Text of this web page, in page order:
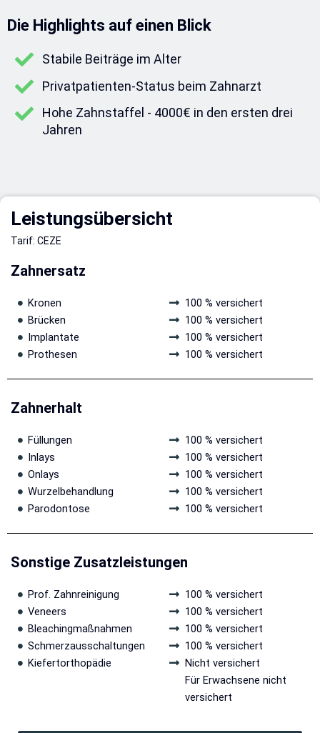
Die Highlights auf einen Blick
Stabile Beiträge im Alter
Privatpatienten-Status beim Zahnarzt
Hohe Zahnstaffel - 4000€ in den ersten drei
Jahren
Leistungsübersicht
Tarif: CEZE
Zahnersatz
Kronen
Brücken
Implantate
Prothesen
100 % versichert
100 % versichert
100 % versichert
100 % versichert
Zahnerhalt
Füllungen
Inlays
Onlays
Wurzelbehandlung
Parodontose
100 % versichert
100 % versichert
100 % versichert
100 % versichert
100 % versichert
Sonstige Zusatzleistungen
Prof. Zahnreinigung
Veneers
Bleachingmaßnahmen
Schmerzausschaltungen
Kiefertorthopädie
100 % versichert
100 % versichert
100 % versichert
100 % versichert
Nicht versichert
Für Erwachsene nicht
versichert